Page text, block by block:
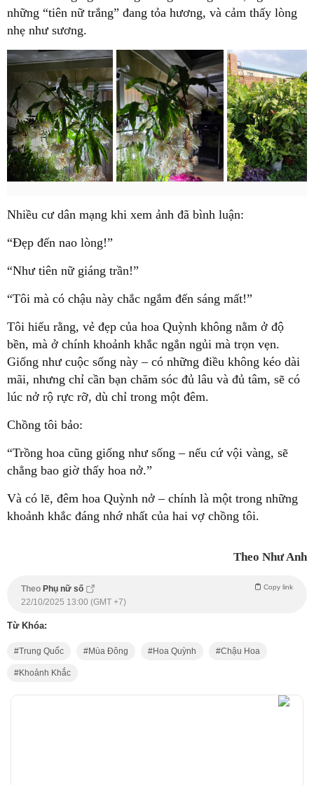
những “tiên nữ trắng” đang tỏa hương, và cảm thấy lòng
nhẹ như sương.
Nhiều cư dân mạng khi xem ảnh đã bình luận:
“Đẹp đến nao lòng!”
“Như tiên nữ giáng trần!”
“Tôi mà có chậu này chắc ngắm đến sáng mất!”
Tôi hiểu rằng, vẻ đẹp của hoa Quỳnh không nằm ở độ
bền, mà ở chính khoảnh khắc ngắn ngủi mà trọn vẹn.
Giống như cuộc sống này – có những điều không kéo dài
mãi, nhưng chỉ cần bạn chăm sóc đủ lâu và đủ tâm, sẽ có
lúc nở rộ rực rỡ, dù chỉ trong một đêm.
Chồng tôi bảo:
“Trồng hoa cũng giống như sống – nếu cứ vội vàng, sẽ
chẳng bao giờ thấy hoa nở.”
Và có lẽ, đêm hoa Quỳnh nở – chính là một trong những
khoảnh khắc đáng nhớ nhất của hai vợ chồng tôi.
Theo Như Anh
Theo Phụ nữ số Copy link
22/10/2025 13:00 (GMT +7)
Từ Khóa:
Trung Quốc Mùa Đông Hoa Quỳnh Chậu Hoa
Khoảnh Khắc